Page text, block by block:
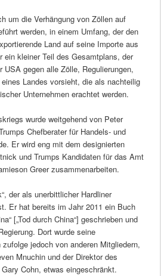
um die Verhängung von Zöllen auf
werden, in einem Umfang, der den
Land auf seine Importe aus
ein kleiner Teil des Gesamtplans, der
USA gegen alle Zölle, Regulierungen,
Landes vorsieht, die als nachteilig
Unternehmen erachtet werden.
wurde weitgehend von Peter
Chefberater für Handels- und
Er wird eng mit dem designierten
und Trumps Kandidaten für das Amt
Greer zusammenarbeiten.
der als unerbittlicher Hardliner
Er hat bereits im Jahr 2011 ein Buch
[„Tod durch China“] geschrieben und
Dort wurde seine
jedoch von anderen Mitgliedern,
Mnuchin und der Direktor des
Cohn, etwas eingeschränkt.